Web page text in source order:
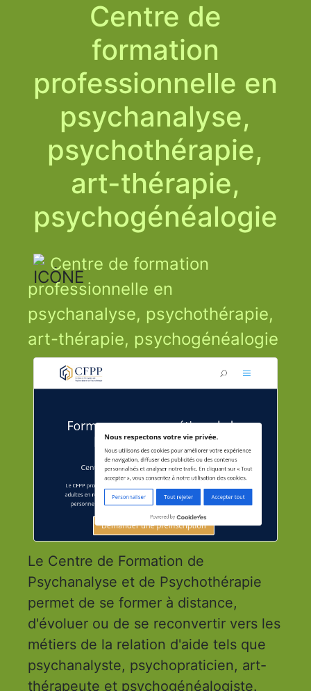
Centre de
formation
professionnelle en
psychanalyse,
psychothérapie,
art-thérapie,
psychogénéalogie
Centre de formation
professionnelle en
psychanalyse, psychothérapie,
art-thérapie, psychogénéalogie
Le Centre de Formation de
Psychanalyse et de Psychothérapie
permet de se former à distance,
d'évoluer ou de se reconvertir vers les
métiers de la relation d'aide tels que
psychanalyste, psychopraticien, art-
thérapeute et psychogénéalogiste.